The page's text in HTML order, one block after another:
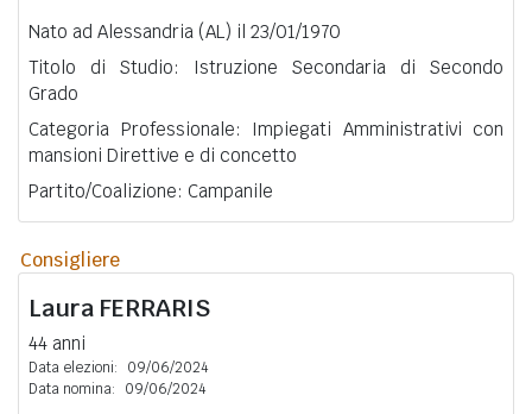
Nato ad Alessandria (AL) il 23/01/1970
Titolo di Studio: Istruzione Secondaria di Secondo
Grado
Categoria Professionale: Impiegati Amministrativi con
mansioni Direttive e di concetto
Partito/Coalizione: Campanile
Consigliere
Laura FERRARIS
44 anni
Data elezioni:
09/06/2024
Data nomina:
09/06/2024